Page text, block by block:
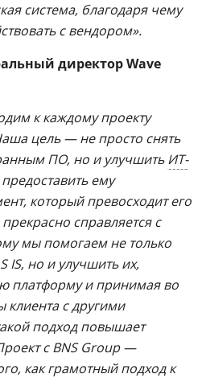
система, благодаря чему
с вендором».
директор Wave
к каждому проекту
цель — не просто снять
ПО, но и улучшитьИТ-
ему
который превосходит его
справляется с
мы помогаем не только
IS, но и улучшить их,
платформу и принимая во
с другими
подход повышает
с BNS Group —
как грамотный подход к